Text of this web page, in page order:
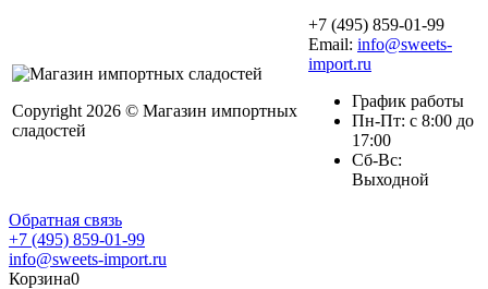
Copyright 2026 © Магазин импортных
сладостей
+7 (495) 859-01-99
Email: info@sweets-
import.ru
График работы
Пн-Пт: с 8:00 до
17:00
Сб-Вс:
Выходной
Обратная связь
+7 (495) 859-01-99
info@sweets-import.ru
Корзина0